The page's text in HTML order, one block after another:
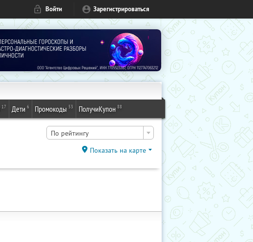
Войти Зарегистрироваться
17 Дети 6 Промокоды 53 ПолучиКупон 88
По рейтингу
Показать на карте